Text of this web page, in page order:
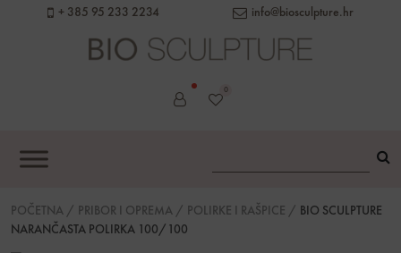
+ 385 95 233 2234 info@biosculpture.hr
0
POČETNA / PRIBOR I OPREMA / POLIRKE I RAŠPICE /
BIO SCULPTURE
NARANČASTA POLIRKA 100/100